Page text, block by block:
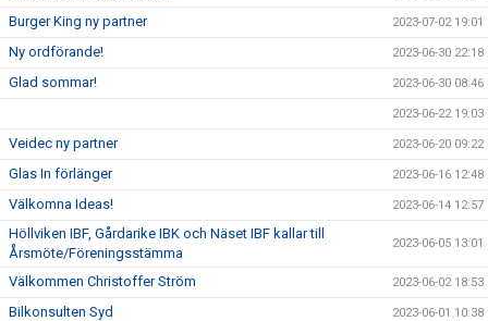
Burger King ny partner 2023-07-02 19:01
Ny ordförande! 2023-06-30 22:18
Glad sommar! 2023-06-30 08:46
2023-06-22 19:03
Veidec ny partner 2023-06-20 09:22
Glas In förlänger 2023-06-16 12:48
Välkomna Ideas! 2023-06-14 12:57
Höllviken IBF, Gårdarike IBK och Näset IBF kallar till
Årsmöte/Föreningsstämma
2023-06-05 13:01
Välkommen Christoffer Ström 2023-06-02 18:53
Bilkonsulten Syd 2023-06-01 10:38